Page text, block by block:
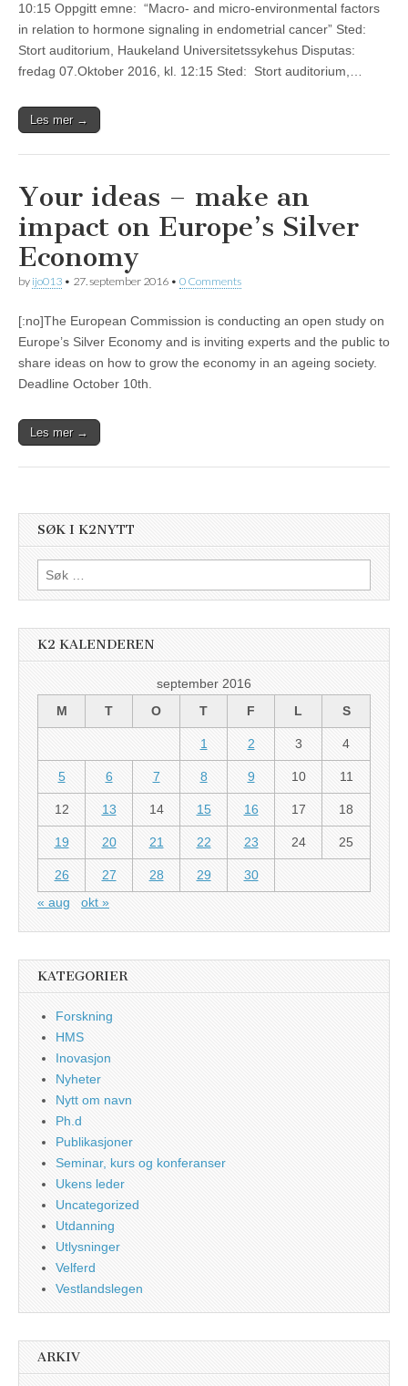
10:15 Oppgitt emne: “Macro- and micro-environmental factors
in relation to hormone signaling in endometrial cancer” Sted:
Stort auditorium, Haukeland Universitetssykehus Disputas:
fredag 07.Oktober 2016, kl. 12:15 Sted: Stort auditorium,…
Les mer →
Your ideas – make an
impact on Europe’s Silver
Economy
by ijo013 • 27. september 2016 • 0 Comments
[:no]The European Commission is conducting an open study on
Europe’s Silver Economy and is inviting experts and the public to
share ideas on how to grow the economy in an ageing society.
Deadline October 10th.
Les mer →
SØK I K2NYTT
Søk
etter:
K2 KALENDEREN
september 2016
M
T O T F L S
1 2 3 4
5 6 7 8 9 10 11
12 13 14 15 16 17 18
19 20 21 22 23 24 25
26 27 28 29
30
« aug
okt »
KATEGORIER
Forskning
HMS
Inovasjon
Nyheter
Nytt om navn
Ph.d
Publikasjoner
Seminar, kurs og konferanser
Ukens leder
Uncategorized
Utdanning
Utlysninger
Velferd
Vestlandslegen
ARKIV